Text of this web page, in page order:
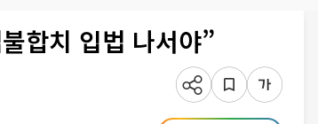
합치 입법 나서야”